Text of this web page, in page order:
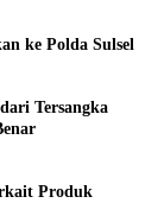
ke Polda Sulsel
Tersangka
Produk